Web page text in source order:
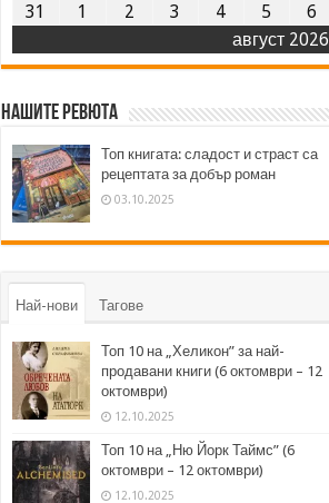
август 2026
31
1 2 3 4 5 6
Нашите ревюта
Топ книгата: сладост и страст са
рецептата за добър роман
03.10.2025
Най-нови Тагове
Топ 10 на „Хеликон” за най-
продавани книги (6 октомври – 12
октомври)
12.10.2025
Топ 10 на „Ню Йорк Таймс” (6
октомври – 12 октомври)
12.10.2025